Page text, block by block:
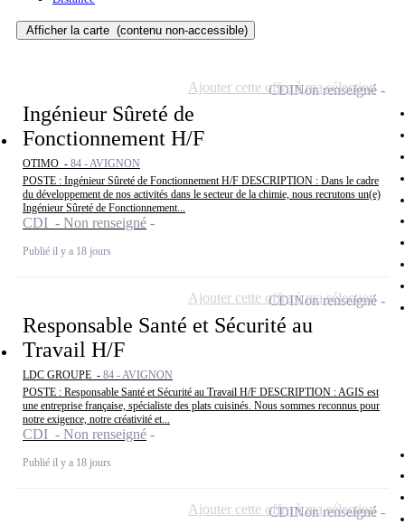
Afficher la carte (contenu non-accessible)
Ingénieur Sûreté de
Fonctionnement H/F
OTIMO - 84 - AVIGNON
POSTE : Ingénieur Sûreté de Fonctionnement H/F DESCRIPTION : Dans le cadre
du développement de nos activités dans le secteur de la chimie, nous recrutons un(e)
Ingénieur Sûreté de Fonctionnement...
CDI - Non renseigné
Publié il y a 18 jours
CDINon renseigné
Ajouter cette offre à ma sélection
Responsable Santé et Sécurité au
Travail H/F
LDC GROUPE - 84 - AVIGNON
POSTE : Responsable Santé et Sécurité au Travail H/F DESCRIPTION : AGIS est
une entreprise française, spécialiste des plats cuisinés. Nous sommes reconnus pour
notre exigence, notre créativité et...
CDI - Non renseigné
Publié il y a 18 jours
CDINon renseigné
Ajouter cette offre à ma sélection
CDINon renseigné
Ajouter cette offre à ma sélection